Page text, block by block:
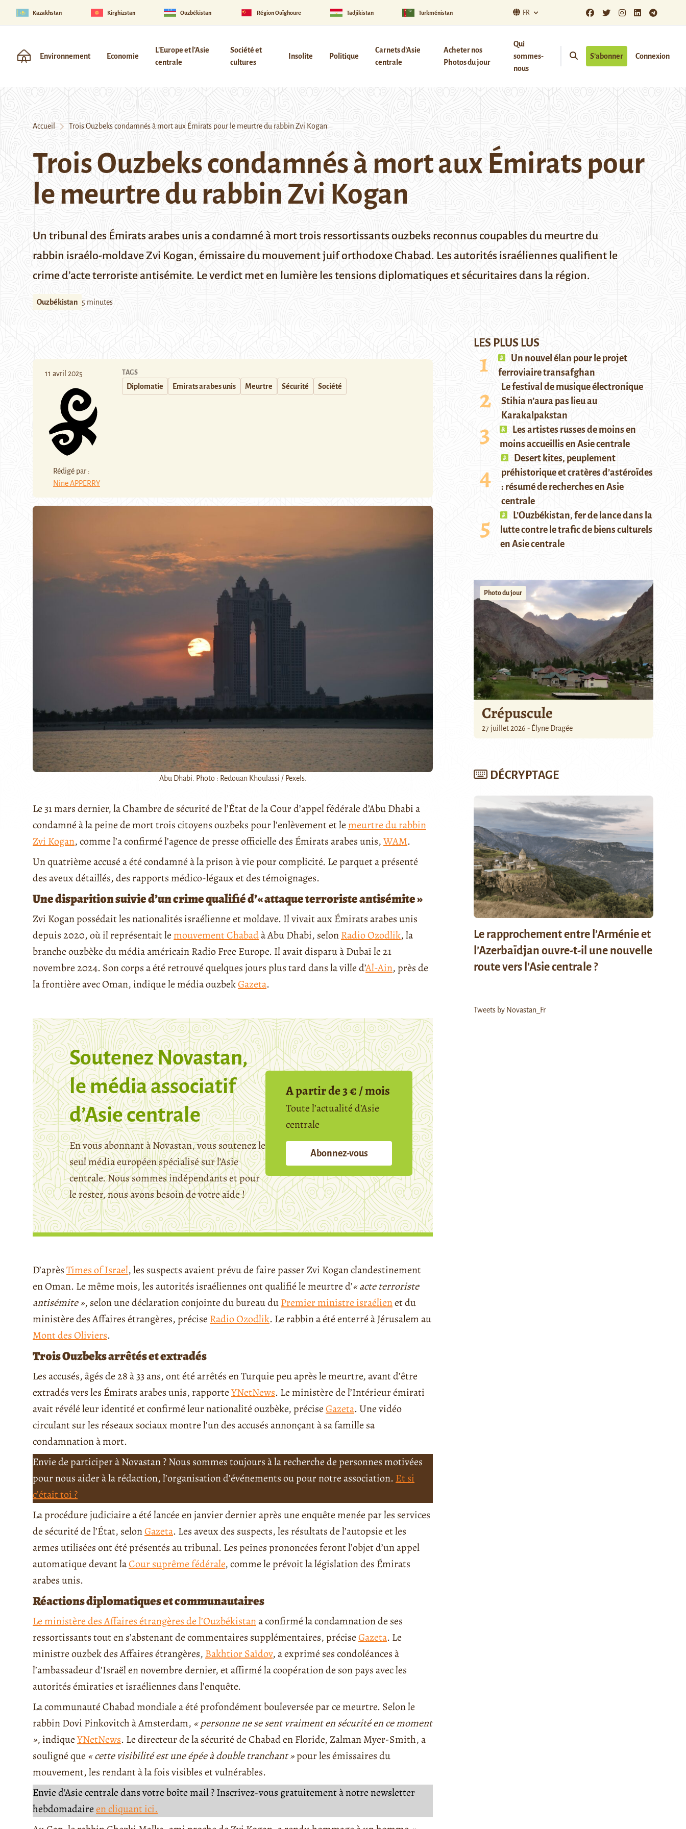
Kazakhstan Kirghizstan Ouzbékistan Région Ouïghoure Tadjikistan Turkménistan FR
Environnement Economie
L'Europe et l'Asie
centrale
Société et
cultures
Insolite Politique
Carnets d’Asie
centrale
Acheter nos
Photos du jour
Qui
sommes-
nous
S’abonner Connexion
Accueil Trois Ouzbeks condamnés à mort aux Émirats pour le meurtre du rabbin Zvi Kogan
Trois Ouzbeks condamnés à mort aux Émirats pour
le meurtre du rabbin Zvi Kogan
Un tribunal des Émirats arabes unis a condamné à mort trois ressortissants ouzbeks reconnus coupables du meurtre du
rabbin israélo-moldave Zvi Kogan, émissaire du mouvement juif orthodoxe Chabad. Les autorités israéliennes qualifient le
crime d’acte terroriste antisémite. Le verdict met en lumière les tensions diplomatiques et sécuritaires dans la région.
Ouzbékistan 5 minutes
11 avril 2025
Rédigé par :
Nine APPERRY
TAGS
Diplomatie Emirats arabes unis Meurtre Sécurité Société
Abu Dhabi. Photo : Redouan Khoulassi / Pexels.
Le 31 mars dernier, la Chambre de sécurité de l’État de la Cour d’appel fédérale d’Abu Dhabi a
condamné à la peine de mort trois citoyens ouzbeks pour l’enlèvement et lemeurtre du rabbin
Zvi Kogan, comme l’a confirmé l’agence de presse officielle des Émirats arabes unis,WAM.
Un quatrième accusé a été condamné à la prison à vie pour complicité. Le parquet a présenté
des aveux détaillés, des rapports médico-légaux et des témoignages.
Une disparition suivie d’un crime qualifié d’« attaque terroriste antisémite »
Zvi Kogan possédait les nationalités israélienne et moldave. Il vivait aux Émirats arabes unis
depuis 2020, où il représentait lemouvement Chabadà Abu Dhabi, selonRadio Ozodlik, la
branche ouzbèke du média américain Radio Free Europe. Il avait disparu à Dubaï le 21
novembre 2024. Son corps a été retrouvé quelques jours plus tard dans la ville d’Al-Ain, près de
la frontière avec Oman, indique le média ouzbekGazeta.
Soutenez Novastan,
le média associatif
d’Asie centrale
En vous abonnant à Novastan, vous soutenez le
seul média européen spécialisé sur l’Asie
centrale. Nous sommes indépendants et pour
le rester, nous avons besoin de votre aide !
A partir de 3 € / mois
Toute l’actualité d’Asie
centrale
Abonnez-vous
D’aprèsTimes of Israel, les suspects avaient prévu de faire passer Zvi Kogan clandestinement
en Oman. Le même mois, les autorités israéliennes ont qualifié le meurtre d’« acte terroriste
antisémite », selon une déclaration conjointe du bureau duPremier ministre israélienet du
ministère des Affaires étrangères, préciseRadio Ozodlik. Le rabbin a été enterré à Jérusalem au
Mont des Oliviers.
Trois Ouzbeks arrêtés et extradés
Les accusés, âgés de 28 à 33 ans, ont été arrêtés en Turquie peu après le meurtre, avant d’être
extradés vers les Émirats arabes unis, rapporteYNetNews. Le ministère de l’Intérieur émirati
avait révélé leur identité et confirmé leur nationalité ouzbèke, préciseGazeta. Une vidéo
circulant sur les réseaux sociaux montre l’un des accusés annonçant à sa famille sa
condamnation à mort.
Envie de participer à Novastan ? Nous sommes toujours à la recherche de personnes motivées
pour nous aider à la rédaction, l’organisation d’événements ou pour notre association.Et si
c’était toi ?
La procédure judiciaire a été lancée en janvier dernier après une enquête menée par les services
de sécurité de l’État, selonGazeta. Les aveux des suspects, les résultats de l’autopsie et les
armes utilisées ont été présentés au tribunal. Les peines prononcées feront l’objet d’un appel
automatique devant laCour suprême fédérale, comme le prévoit la législation des Émirats
arabes unis.
Réactions diplomatiques et communautaires
Le ministère des Affaires étrangères de l’Ouzbékistana confirmé la condamnation de ses
ressortissants tout en s’abstenant de commentaires supplémentaires, préciseGazeta. Le
ministre ouzbek des Affaires étrangères,Bakhtior Saïdov, a exprimé ses condoléances à
l’ambassadeur d’Israël en novembre dernier, et affirmé la coopération de son pays avec les
autorités émiraties et israéliennes dans l’enquête.
La communauté Chabad mondiale a été profondément bouleversée par ce meurtre. Selon le
rabbin Dovi Pinkovitch à Amsterdam, « personne ne se sent vraiment en sécurité en ce moment
», indiqueYNetNews. Le directeur de la sécurité de Chabad en Floride, Zalman Myer-Smith, a
souligné que « cette visibilité est une épée à double tranchant »pour les émissaires du
mouvement, les rendant à la fois visibles et vulnérables.
Envie d'Asie centrale dans votre boîte mail ? Inscrivez-vous gratuitement à notre newsletter
hebdomadaireen cliquant ici.
LES PLUS LUS
Un nouvel élan pour le projet
ferroviaire transafghan
Le festival de musique électronique
Stihia n’aura pas lieu au
Karakalpakstan
Les artistes russes de moins en
moins accueillis en Asie centrale
Desert kites, peuplement
préhistorique et cratères d’astéroïdes
: résumé de recherches en Asie
centrale
L’Ouzbékistan, fer de lance dans la
lutte contre le trafic de biens culturels
en Asie centrale
Photo du jour
Crépuscule
27 juillet 2026 - Élyne Dragée
DÉCRYPTAGE
Le rapprochement entre l’Arménie et
l’Azerbaïdjan ouvre-t-il une nouvelle
route vers l’Asie centrale ?
Tweets by Novastan_Fr